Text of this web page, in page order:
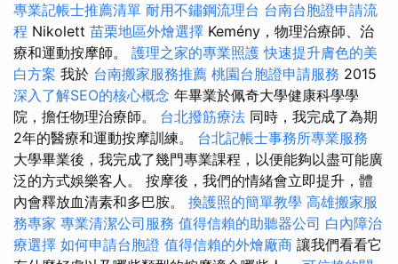
專業記帳士推薦清單 耐用不鏽鋼流理台 台南台胞證申請流
程 Nikolett 苗栗地區外燴選擇 Kemény，物理治療師、治
療和運動按摩師。 護理之家的專業照護 快速提升膚色的美
白方案 我於 台南搬家服務推薦 桃園台胞證申請服務 2015
深入了解SEO的核心概念 年畢業於佩奇大學健康科學學
院，擔任物理治療師。 台北撥筋療法 同時，我完成了為期
2年的醫療和運動按摩訓練。 台北記帳士事務所專業服務
大學畢業後，我完成了幾門專業課程，以便能夠以盡可能廣
泛的方式娛樂客人。 按摩後，我們的情緒會立即提升，體
內會釋放血清素和多巴胺。 換護照的簡單教學 高雄搬家服
務專家 專業清潔公司服務 值得信賴的助聽器公司 白內障治
療選擇 如何申請台胞證 值得信賴的外燴廠商 讓我們看看它